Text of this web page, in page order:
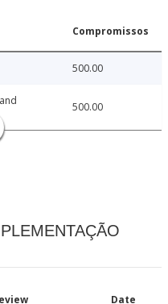
Compromissos
500.00
500.00
Date